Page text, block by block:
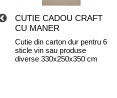
CUTIE CADOU CRAFT
CU MANER
Cutie din carton dur pentru 6
sticle vin sau produse
diverse 330x250x350 cm